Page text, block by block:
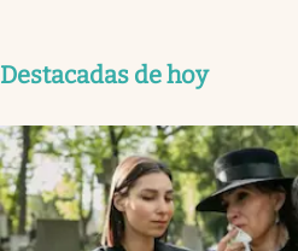
Destacadas de hoy